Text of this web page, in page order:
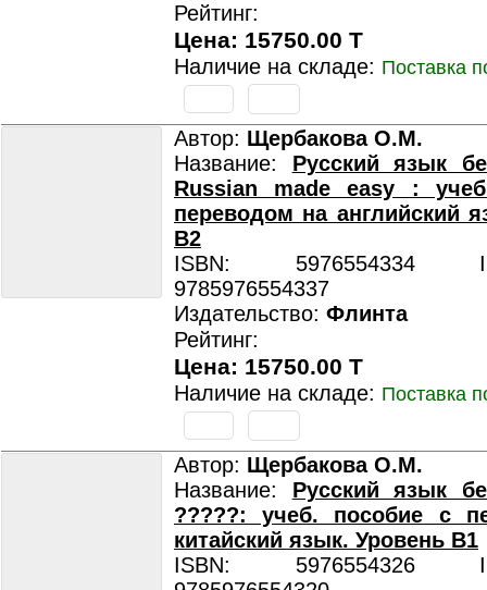
Рейтинг:
Цена: 15750.00 T
Наличие на складе: Поставка
Автор: Щербакова О.М.
Название: Русский язык
Russian made easy :
переводом на английский
В2
ISBN: 5976554334
9785976554337
Издательство: Флинта
Рейтинг:
Цена: 15750.00 T
Наличие на складе: Поставка
Автор: Щербакова О.М.
Название: Русский язык
?????: учеб. пособие с
китайский язык. Уровень В1
ISBN: 5976554326